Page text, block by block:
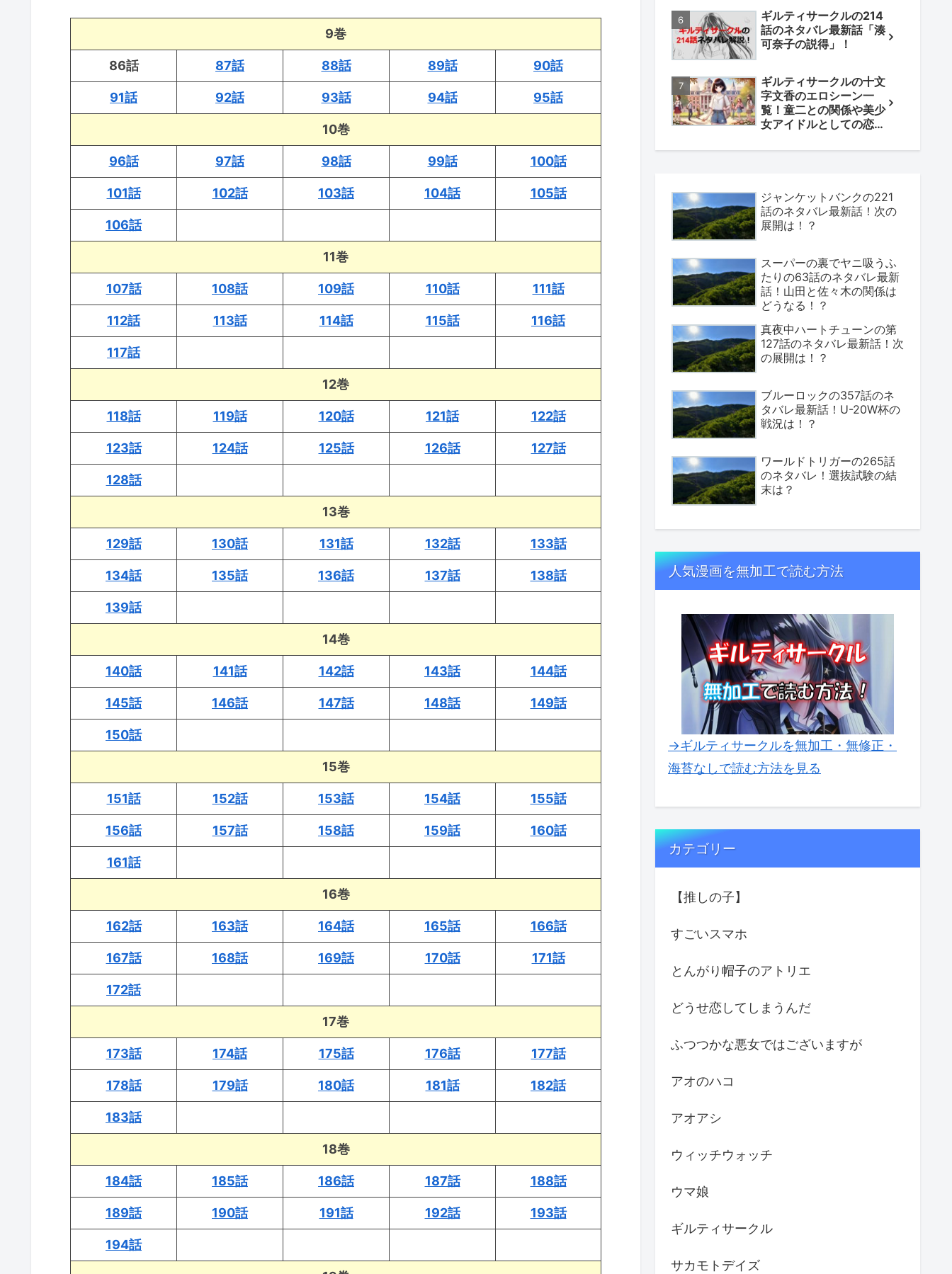
9巻
86話 87話 88話 89話 90話
91話 92話 93話 94話 95話
10巻
96話 97話 98話 99話 100話
101話 102話 103話 104話 105話
106話
11巻
107話 108話 109話 110話 111話
112話 113話 114話 115話 116話
117話
12巻
118話 119話 120話 121話 122話
123話 124話 125話 126話 127話
128話
13巻
129話 130話 131話 132話 133話
134話 135話 136話 137話 138話
139話
14巻
140話 141話 142話 143話 144話
145話 146話 147話 148話 149話
150話
15巻
151話 152話 153話 154話 155話
156話 157話 158話 159話 160話
161話
16巻
162話 163話 164話 165話 166話
167話 168話 169話 170話 171話
172話
17巻
173話 174話 175話 176話 177話
178話 179話 180話 181話 182話
183話
18巻
184話 185話 186話 187話 188話
189話 190話 191話 192話 193話
194話
ギルティサークルの214
話のネタバレ最新話「湊
可奈子の説得」！
ギルティサークルの十文
字文香のエロシーン一
覧！童二との関係や美少
女アイドルとしての恋も
ジャンケットバンクの221
話のネタバレ最新話！次の
展開は！？
スーパーの裏でヤニ吸うふ
たりの63話のネタバレ最新
話！山田と佐々木の関係は
どうなる！？
真夜中ハートチューンの第
127話のネタバレ最新話！次
の展開は！？
ブルーロックの357話のネ
タバレ最新話！U-20W杯の
戦況は！？
ワールドトリガーの265話
のネタバレ！選抜試験の結
末は？
人気漫画を無加工で読む方法
→ギルティサークルを無加工・無修正・
海苔なしで読む方法を見る
カテゴリー
【推しの子】
すごいスマホ
とんがり帽子のアトリエ
どうせ恋してしまうんだ
ふつつかな悪女ではございますが
アオのハコ
アオアシ
ウィッチウォッチ
ウマ娘
ギルティサークル
サカモトデイズ